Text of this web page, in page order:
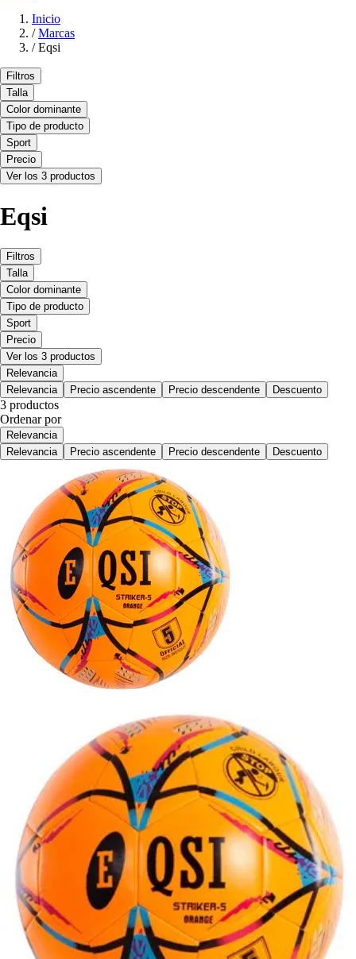
Inicio
/ Marcas
/ Eqsi
Filtros
Talla
Color dominante
Tipo de producto
Sport
Precio
Ver los 3 productos
Eqsi
Filtros
Talla
Color dominante
Tipo de producto
Sport
Precio
Ver los 3 productos
Relevancia
Relevancia
Precio ascendente Precio descendente Descuento
3 productos
Ordenar por
Relevancia
Relevancia
Precio ascendente Precio descendente Descuento